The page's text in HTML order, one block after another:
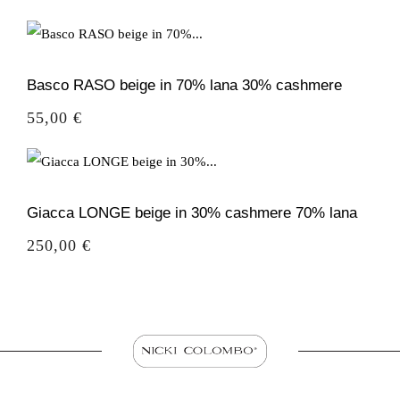
Basco RASO beige in 70% lana 30% cashmere
Prezzo
55,00 €
Giacca LONGE beige in 30% cashmere 70% lana
Prezzo
250,00 €